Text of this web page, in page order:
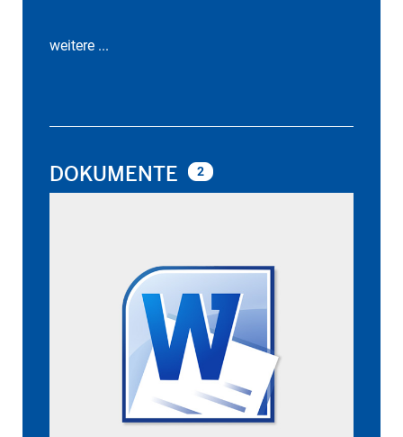
weitere ...
DOKUMENTE 2